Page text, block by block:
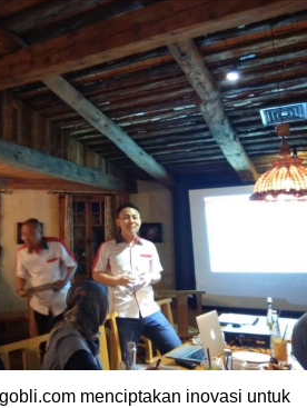
menciptakan inovasi untuk